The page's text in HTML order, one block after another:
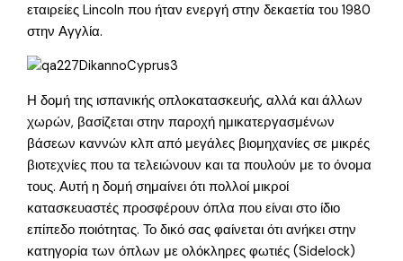
εταιρείες Lincoln που ήταν ενεργή στην δεκαετία του 1980
στην Αγγλία.
Η δομή της ισπανικής οπλοκατασκευής, αλλά και άλλων
χωρών, βασίζεται στην παροχή ημικατεργασμένων
βάσεων καννών κλπ από μεγάλες βιομηχανίες σε μικρές
βιοτεχνίες που τα τελειώνουν και τα πουλούν με το όνομα
τους. Αυτή η δομή σημαίνει ότι πολλοί μικροί
κατασκευαστές προσφέρουν όπλα που είναι στο ίδιο
επίπεδο ποιότητας. Το δικό σας φαίνεται ότι ανήκει στην
κατηγορία των όπλων με ολόκληρες φωτιές (Sidelock)